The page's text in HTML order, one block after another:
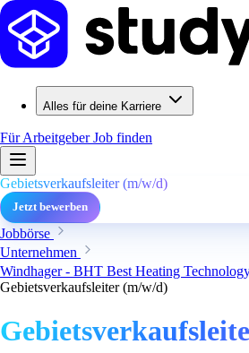
Alles für deine Karriere
Für ArbeitgeberJob finden
Gebietsverkaufsleiter (m/w/d)
Jetzt bewerben
Jobbörse
Unternehmen
Windhager - BHT Best Heating
Gebietsverkaufsleiter (m/w/d)